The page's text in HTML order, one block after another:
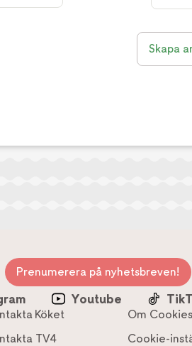
Skapa
Prenumerera på nyhetsbreven!
Youtube
Köket Om Cookies
TV4 Cookie-